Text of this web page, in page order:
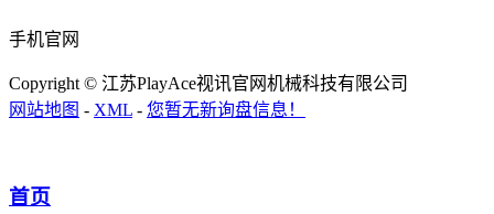
手机官网
Copyright © 江苏PlayAce视讯官网机械科技有限公司
网站地图 - XML - 您暂无新询盘信息！
首页